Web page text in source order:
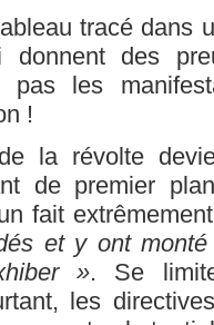
tracé dans
donnent des
pas les
!
la révolte
de premier
fait
et y ont
». Se
les